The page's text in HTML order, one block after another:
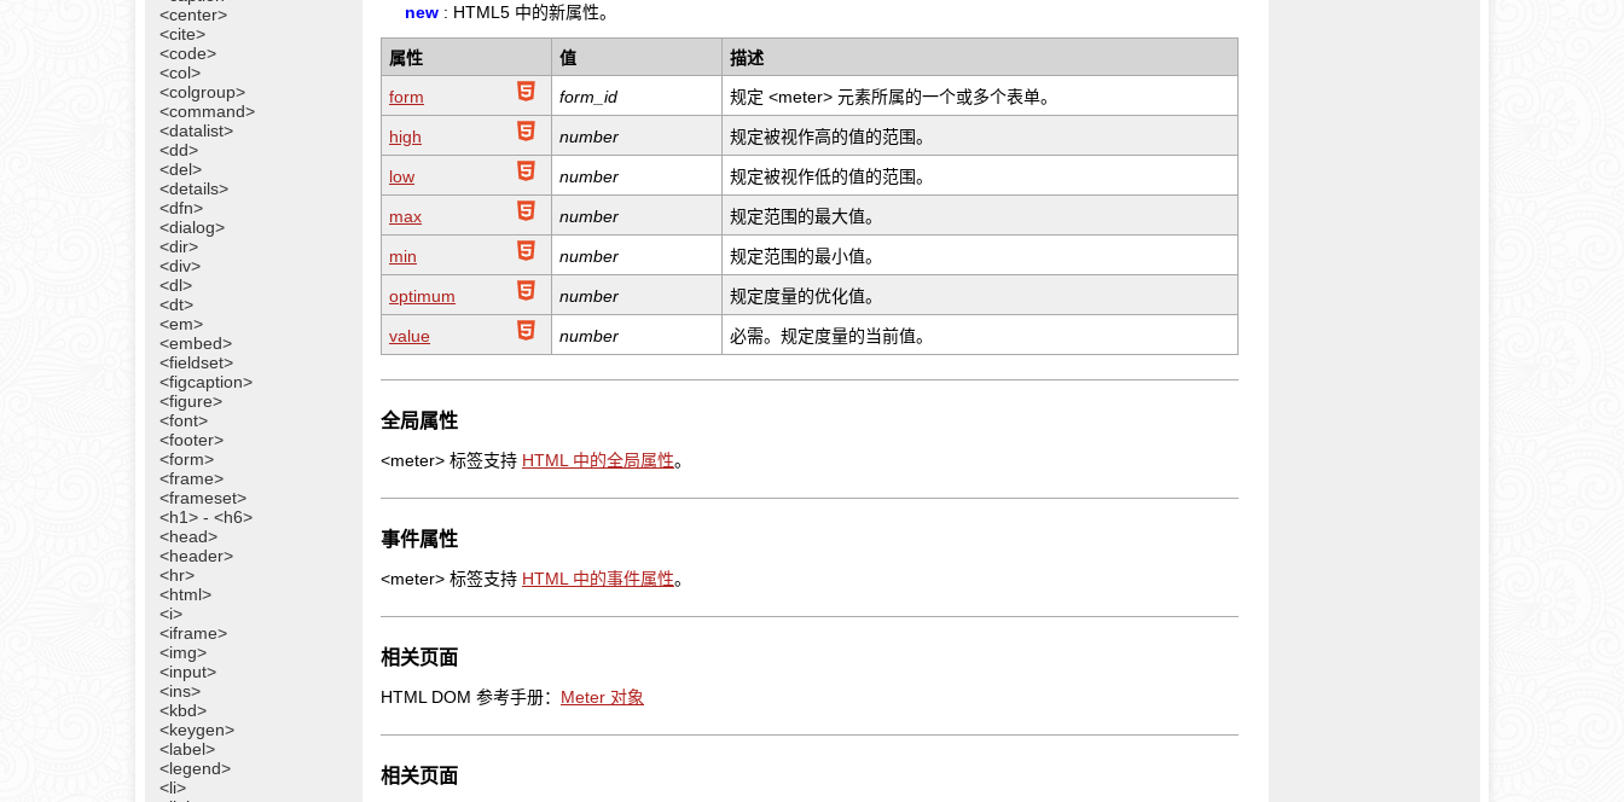
<center>
<cite>
<code>
<col>
<colgroup>
<command>
<datalist>
<dd>
<del>
<details>
<dfn>
<dialog>
<dir>
<div>
<dl>
<dt>
<em>
<embed>
<fieldset>
<figcaption>
<figure>
<font>
<footer>
<form>
<frame>
<frameset>
<h1> - <h6>
<head>
<header>
<hr>
<html>
<i>
<iframe>
<img>
<input>
<ins>
<kbd>
<keygen>
<label>
<legend>
<li>
new : HTML5 中的新属性。
属性 值
描述
form
form_id 规定 <meter> 元素所属的一个或多个表单。
high number 规定被视作高的值的范围。
low number 规定被视作低的值的范围。
max number 规定范围的最大值。
min number 规定范围的最小值。
optimum number 规定度量的优化值。
value number 必需。规定度量的当前值。
全局属性
<meter> 标签支持 HTML 中的全局属性。
事件属性
<meter> 标签支持 HTML 中的事件属性。
相关页面
HTML DOM 参考手册： Meter 对象
相关页面